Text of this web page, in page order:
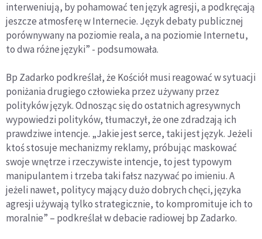
interweniują, by pohamować ten język agresji, a podkręcają
jeszcze atmosferę w Internecie. Język debaty publicznej
porównywany na poziomie reala, a na poziomie Internetu,
to dwa różne języki” - podsumowała.
Bp Zadarko podkreślał, że Kościół musi reagować w sytuacji
poniżania drugiego człowieka przez używany przez
polityków język. Odnosząc się do ostatnich agresywnych
wypowiedzi polityków, tłumaczył, że one zdradzają ich
prawdziwe intencje. „Jakie jest serce, taki jest język. Jeżeli
ktoś stosuje mechanizmy reklamy, próbując maskować
swoje wnętrze i rzeczywiste intencje, to jest typowym
manipulantem i trzeba taki fałsz nazywać po imieniu. A
jeżeli nawet, politycy mający dużo dobrych chęci, języka
agresji używają tylko strategicznie, to kompromituje ich to
moralnie” – podkreślał w debacie radiowej bp Zadarko.